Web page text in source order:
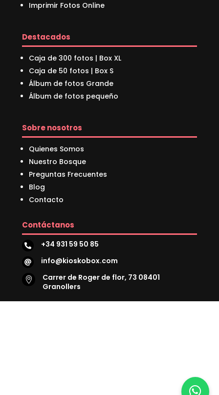
Imprimir Fotos Online
Destacados
Caja de 300 fotos | Box XL
Caja de 50 fotos | Box S
Álbum de fotos Grande
Álbum de fotos pequeño
Sobre nosotros
Quienes Somos
Nuestro Bosque
Preguntas Frecuentes
Blog
Contacto
Contáctanos
 +34 931 59 50 85
 info@kioskobox.com

Carrer de Roger de flor, 73 08401
Granollers